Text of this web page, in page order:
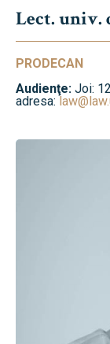
Lect. univ.
PRODECAN
Audienţe: Joi:
adresa: